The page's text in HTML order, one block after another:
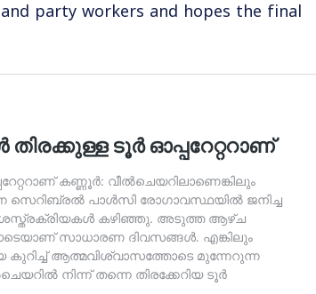
party workers and hopes the final